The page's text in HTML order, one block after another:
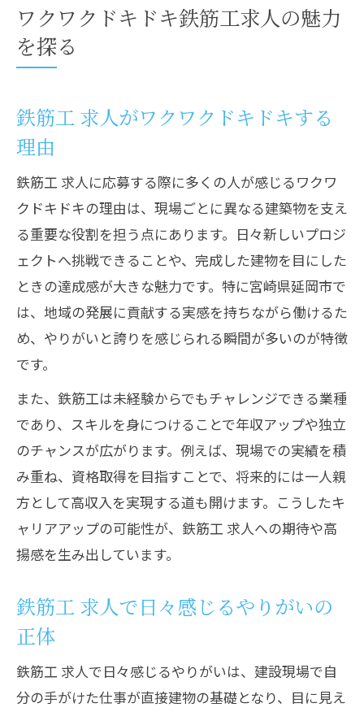
ワクワクドキドキ鉄筋工求人の魅力
を探る
鉄筋工 求人がワクワクドキドキする
理由
鉄筋工 求人に応募する際に多くの人が感じるワクワ
クドキドキの理由は、現場ごとに異なる建築物を支え
る重要な役割を担う点にあります。日々新しいプロジ
ェクトへ挑戦できることや、完成した建物を目にした
ときの達成感が大きな魅力です。特に宮崎県延岡市で
は、地域の発展に貢献する実感を持ちながら働けるた
め、やりがいと誇りを感じられる瞬間が多いのが特徴
です。
また、鉄筋工は未経験からでもチャレンジできる業種
であり、スキルを身につけることで年収アップや独立
のチャンスが広がります。例えば、現場での実績を積
み重ね、資格取得を目指すことで、将来的には一人親
方として高収入を実現する道も開けます。こうしたキ
ャリアアップの可能性が、鉄筋工 求人への期待や高
揚感を生み出しています。
鉄筋工 求人で日々感じるやりがいの
正体
鉄筋工 求人で日々感じるやりがいは、建設現場で自
分の手がけた仕事が直接建物の基礎となり、目に見え